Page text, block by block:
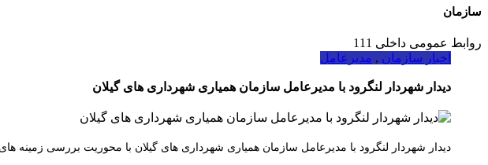
سازمان
روابط عمومی داخلی 111
اخبار سازمان , مدیرعامل
دیدار شهردار لنگرود با مدیرعامل سازمان همیاری شهرداری های گیلان
دیدار شهردار لنگرود با مدیرعامل سازمان همیاری شهرداری های گیلان با محوریت بررسی زمینه